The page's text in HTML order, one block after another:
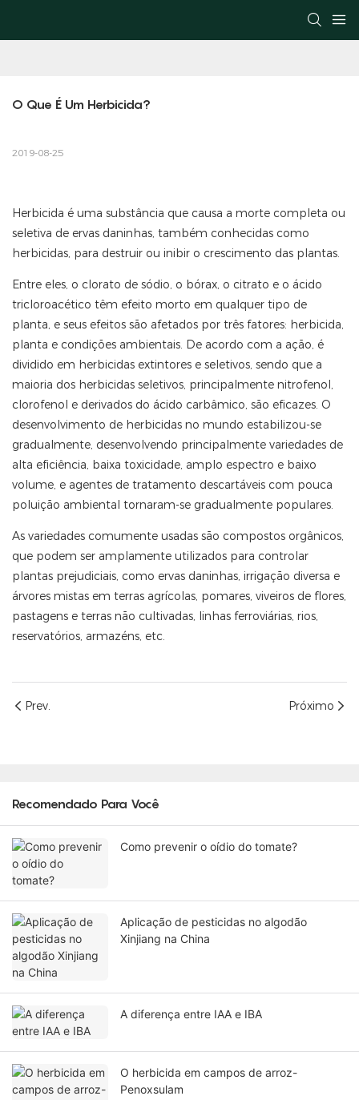
O Que É Um Herbicida?
2019-08-25
Herbicida é uma substância que causa a morte completa ou
seletiva de ervas daninhas, também conhecidas como
herbicidas, para destruir ou inibir o crescimento das plantas.
Entre eles, o clorato de sódio, o bórax, o citrato e o ácido
tricloroacético têm efeito morto em qualquer tipo de
planta, e seus efeitos são afetados por três fatores: herbicida,
planta e condições ambientais. De acordo com a ação, é
dividido em herbicidas extintores e seletivos, sendo que a
maioria dos herbicidas seletivos, principalmente nitrofenol,
clorofenol e derivados do ácido carbâmico, são eficazes. O
desenvolvimento de herbicidas no mundo estabilizou-se
gradualmente, desenvolvendo principalmente variedades de
alta eficiência, baixa toxicidade, amplo espectro e baixo
volume, e agentes de tratamento descartáveis ​​com pouca
poluição ambiental tornaram-se gradualmente populares.
As variedades comumente usadas são compostos orgânicos,
que podem ser amplamente utilizados para controlar
plantas prejudiciais, como ervas daninhas, irrigação diversa e
árvores mistas em terras agrícolas, pomares, viveiros de flores,
pastagens e terras não cultivadas, linhas ferroviárias, rios,
reservatórios, armazéns, etc.
Prev. Próximo
Recomendado Para Você
Como prevenir o oídio do tomate?
Aplicação de pesticidas no algodão
Xinjiang na China
A diferença entre IAA e IBA
O herbicida em campos de arroz-
Penoxsulam